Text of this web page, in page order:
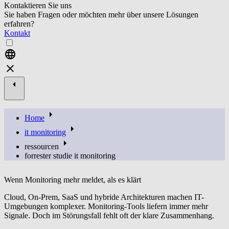
Kontaktieren Sie uns
Sie haben Fragen oder möchten mehr über unsere Lösungen
erfahren?
Kontakt
Home
it monitoring
ressourcen
forrester studie it monitoring
Wenn Monitoring mehr meldet, als es klärt
Cloud, On-Prem, SaaS und hybride Architekturen machen IT-
Umgebungen komplexer. Monitoring-Tools liefern immer mehr
Signale. Doch im Störungsfall fehlt oft der klare Zusammenhang.